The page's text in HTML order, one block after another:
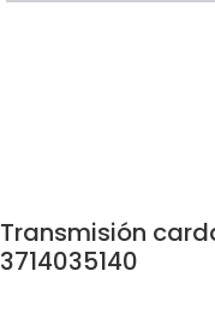
Transmisión
3714035140